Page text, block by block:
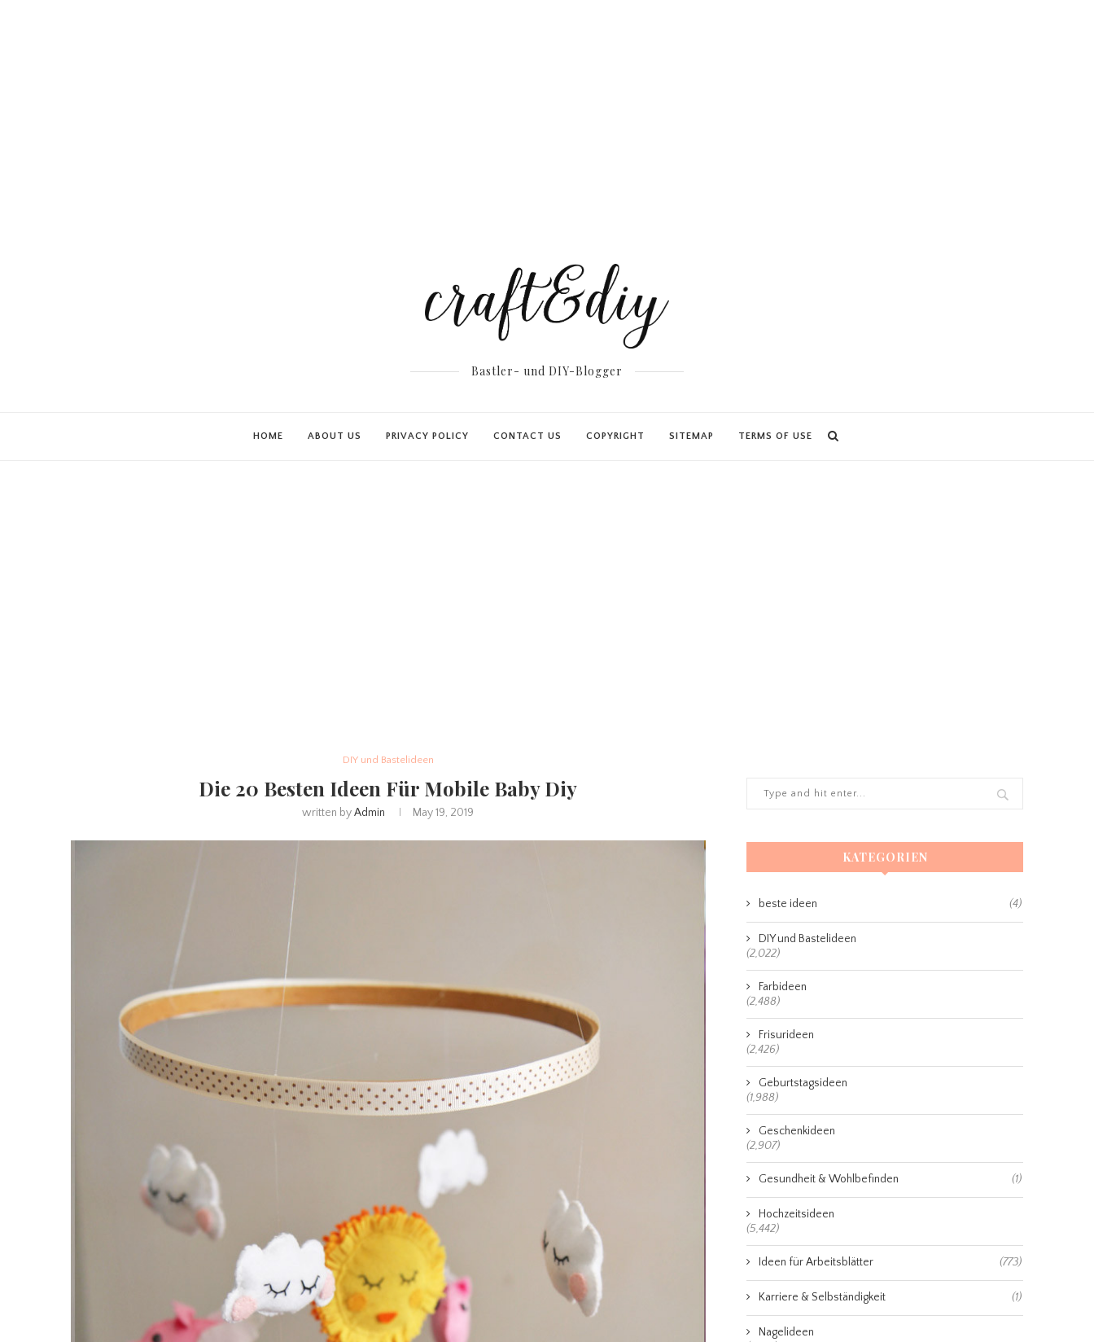
Bastler- und DIY-Blogger
HOME ABOUT US PRIVACY POLICY CONTACT US COPYRIGHT SITEMAP TERMS OF USE
DIY und Bastelideen
Die 20 Besten Ideen Für Mobile Baby Diy
written byAdmin May 19, 2019
KATEGORIEN
beste ideen (4)
DIY und Bastelideen
(2,022)
Farbideen
(2,488)
Frisurideen
(2,426)
Geburtstagsideen
(1,988)
Geschenkideen
(2,907)
Gesundheit & Wohlbefinden (1)
Hochzeitsideen
(5,442)
Ideen für Arbeitsblätter (773)
Karriere & Selbständigkeit (1)
Nagelideen